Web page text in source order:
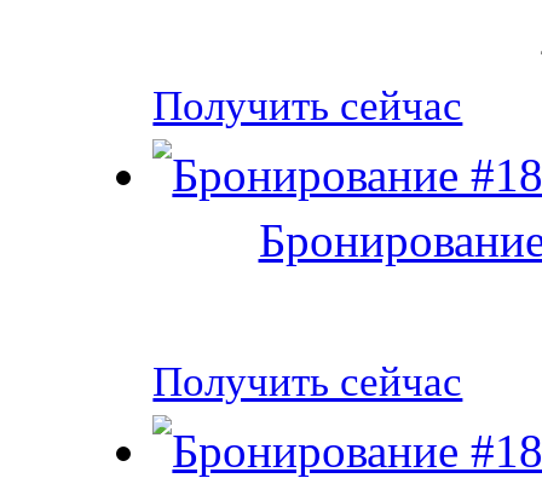
Получить сейчас
Получить сейчас